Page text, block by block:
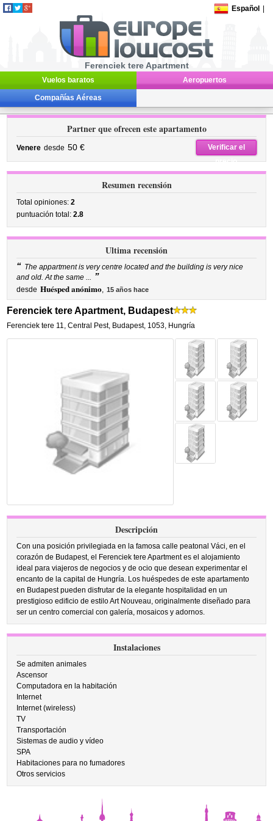
Español
Ferenciek tere Apartment
Vuelos baratos Aeropuertos
Compañías Aéreas
Partner que ofrecen este apartamento
Venere desde 50 €
Verificar el
precio
Resumen recensión
Total opiniones:2
puntuación total:2.8
Ultima recensión
“ The appartment is very centre located and the building is very nice
and old. At the same ... ”
desde Huésped anónimo, 15 años hace
Ferenciek tere Apartment, Budapest
Ferenciek tere 11,Central Pest, Budapest, 1053, Hungría
Descripción
Con una posición privilegiada en la famosa calle peatonal Váci, en el
corazón de Budapest, el Ferenciek tere Apartment es el alojamiento
ideal para viajeros de negocios y de ocio que desean experimentar el
encanto de la capital de Hungría. Los huéspedes de este apartamento
en Budapest pueden disfrutar de la elegante hospitalidad en un
prestigioso edificio de estilo Art Nouveau, originalmente diseñado para
ser un centro comercial con galería, mosaicos y adornos.
Instalaciones
Se admiten animales
Ascensor
Computadora en la habitación
Internet
Internet (wireless)
TV
Transportación
Sistemas de audio y vídeo
SPA
Habitaciones para no fumadores
Otros servicios